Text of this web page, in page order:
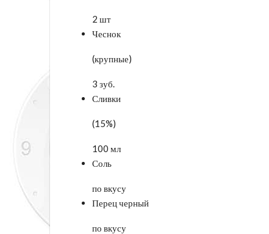
2 шт
Чеснок
(крупные)
3 зуб.
Сливки
(15%)
100 мл
Соль
по вкусу
Перец черный
по вкусу